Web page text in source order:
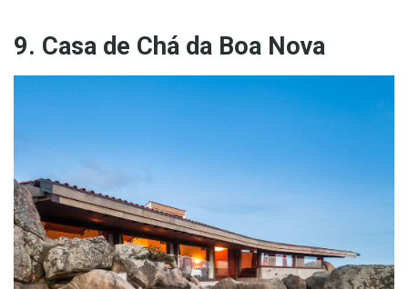
9. Casa de Chá da Boa Nova